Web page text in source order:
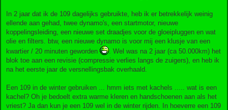
In 2 jaar dat ik de 109 dagelijks gebruikte, heb ik er betrekkelijk weinig
ellende aan gehad, twee dynamo's, een startmotor, nieuwe
koppelingsleiding, een nieuwe set draadjes voor de gloeipluggen en wat
olie en filters. btw, een nieuwe dynamo is voor mij een klusje van een
kwartier / 20 minuten geworden
. Wel was na 2 jaar (ca 50.000km) het
blok toe aan een revisie (compressie verlies langs de zuigers), en heb ik
na het eerste jaar de versnellingsbak overhaald.
Een 109 in de winter gebruiken ... hmm iets met kachels ..... wat is een
kachel? Oh je bedoelt extra warme kleren en handschoenen aan als het
vriest? Ja dan kun je een 109 wel in de winter rijden. In hoeverre een 109